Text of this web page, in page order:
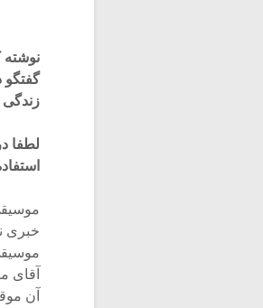
نوشته
زندگی
لطفا
خبری